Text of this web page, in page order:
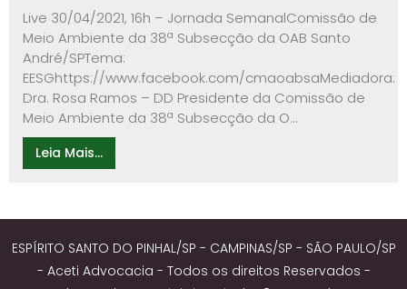
Live 30/04/2021, 16h – Jornada SemanalComissão de
Meio Ambiente da 38ª Subsecção da OAB Santo
André/SPTema:
EESGhttps://www.facebook.com/cmaoabsaMediadora:
Dra. Rosa Ramos – DD Presidente da Comissão de
Meio Ambiente da 38ª Subsecção da O...
Leia Mais...
ESPÍRITO SANTO DO PINHAL/SP - CAMPINAS/SP - SÃO PAULO/SP
- Aceti Advocacia - Todos os direitos Reservados -